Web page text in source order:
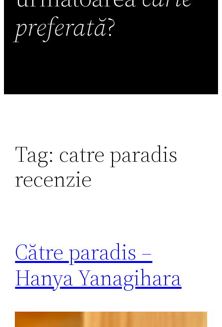
preferată?
Tag: catre paradis
recenzie
Către paradis –
Hanya Yanagihara